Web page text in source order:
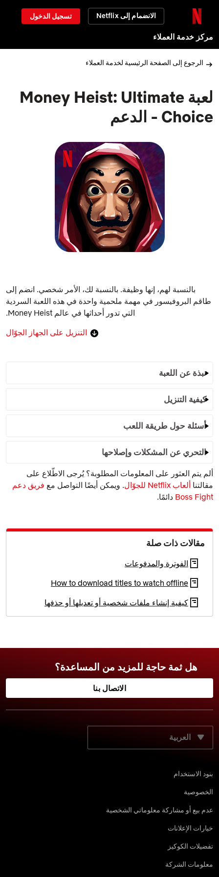
الانضمام إلى Netflix تسجيل الدخول
مركز خدمة العملاء
الرجوع إلى الصفحة الرئيسية لخدمة العملاء
لعبة Money Heist: Ultimate
Choice - الدعم
بالنسبة لهم، إنها وظيفة. بالنسبة لك، الأمر شخصي. انضم إلى
طاقم البروفيسور في مهمة ملحمية واحدة في هذه اللعبة السردية
التي تدور أحداثها في عالم Money Heist.
التنزيل على الجهاز الجوّال
نبذة عن اللعبة
كيفية التنزيل
أسئلة حول طريقة اللعب
التحري عن المشكلات وإصلاحها
ألم يتم العثور على المعلومات المطلوبة؟ يُرجى الاطّلاع على
مقالتنا ألعاب Netflix للجوّال . ويمكن أيضًا التواصل مع فريق دعم
Boss Fight دائمًا.
مقالات ذات صلة
الفوترة والمدفوعات
How to download titles to watch offline
كيفية إنشاء ملفات شخصية أو تعديلها أو حذفها
هل ثمة حاجة للمزيد من المساعدة؟
الاتصال بنا
حدّد لغتك المفضّلة:
بنود الاستخدام
الخصوصية
عدم بيع أو مشاركة معلوماتي الشخصية
خيارات الإعلانات
تفضيلات الكوكيز
معلومات الشركة